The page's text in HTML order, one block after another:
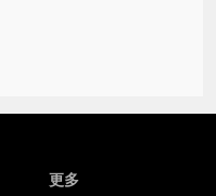
更多